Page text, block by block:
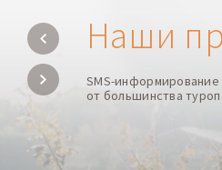
Наши
SMS-
от большинства